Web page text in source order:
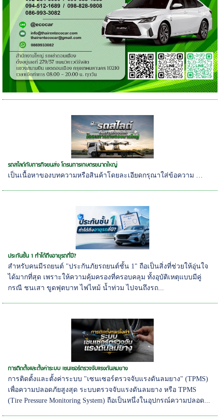
รถสไลด์กับภารกิจขนส่ง โดรนการเกษตรขนาดใหญ่
เป็นเนื้อหาของบทความหรือสินค้าโดยละเอียดกรุณาใส่ข้อความ …
ประกันชั้น 1 ทำได้ถึงอายุรถกี่ปี?
สำหรับคนมีรถยนต์ "ประกันภัยรถยนต์ชั้น 1" ถือเป็นสิ่งที่ช่วยให้อุ่นใจ
ได้มากที่สุด เพราะให้ความคุ้มครองที่ครอบคลุม ทั้งอุบัติเหตุแบบมีคู่
กรณี ชนเสา ขูดฟุตบาท ไฟไหม้ น้ำท่วม ไปจนถึงรถ...
การติดตั้งและตั้งค่าระบบ เซนเซอร์ตรวจจับแรงดันลมยาง
การติดตั้งและตั้งค่าระบบ "เซนเซอร์ตรวจจับแรงดันลมยาง" (TPMS)
เพื่อความปลอดภัยสูงสุด ระบบตรวจจับแรงดันลมยาง หรือ TPMS
(Tire Pressure Monitoring System) ถือเป็นหนึ่งในอุปกรณ์ความปลอด...